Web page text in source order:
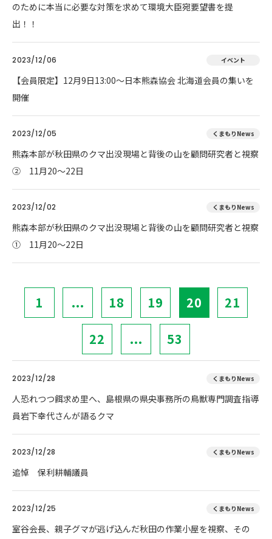
のために本当に必要な対策を求めて環境大臣宛要望書を提
出！！
2023/12/06 イベント
【会員限定】12月9日13:00～日本熊森協会 北海道会員の集いを
開催
2023/12/05 くまもりNews
熊森本部が秋田県のクマ出没現場と背後の山を顧問研究者と視察
② 11月20～22日
2023/12/02 くまもりNews
熊森本部が秋田県のクマ出没現場と背後の山を顧問研究者と視察
① 11月20～22日
1 ... 18 19 20 21
22 ... 53
2023/12/28 くまもりNews
人恐れつつ餌求め里へ、島根県の県央事務所の鳥獣専門調査指導
員岩下幸代さんが語るクマ
2023/12/28 くまもりNews
追悼 保利耕輔議員
2023/12/25 くまもりNews
室谷会長、親子グマが逃げ込んだ秋田の作業小屋を視察、その